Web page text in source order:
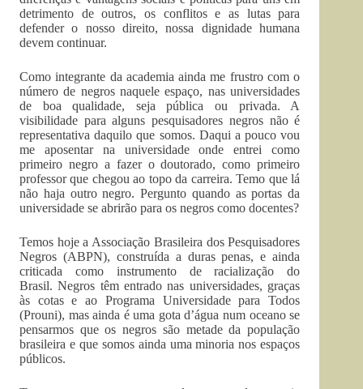
detrimento de outros, os conflitos e as lutas para
defender o nosso direito, nossa dignidade humana
devem continuar.
Como integrante da academia ainda me frustro com o
número de negros naquele espaço, nas universidades
de boa qualidade, seja pública ou privada. A
visibilidade para alguns pesquisadores negros não é
representativa daquilo que somos. Daqui a pouco vou
me aposentar na universidade onde entrei como
primeiro negro a fazer o doutorado, como primeiro
professor que chegou ao topo da carreira. Temo que lá
não haja outro negro. Pergunto quando as portas da
universidade se abrirão para os negros como docentes?
Temos hoje a Associação Brasileira dos Pesquisadores
Negros (ABPN), construída a duras penas, e ainda
criticada como instrumento de racialização do
Brasil. Negros têm entrado nas universidades, graças
às cotas e ao Programa Universidade para Todos
(Prouni), mas ainda é uma gota d’água num oceano se
pensarmos que os negros são metade da população
brasileira e que somos ainda uma minoria nos espaços
públicos.